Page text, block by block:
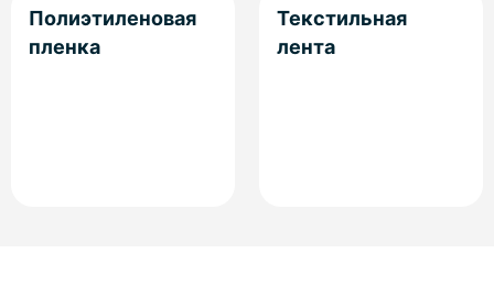
Полиэтиленовая
пленка
Текстильная
лента